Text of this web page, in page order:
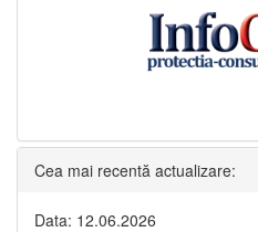
Cea mai recentă actualizare:
Data: 12.06.2026